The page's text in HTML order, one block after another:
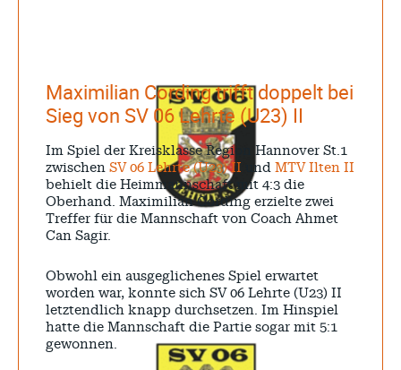
Maximilian Cording trifft doppelt bei
Sieg von SV 06 Lehrte (U23) II
Im Spiel der Kreisklasse Region Hannover St.1
zwischen SV 06 Lehrte (U23) II und MTV Ilten II
behielt die Heimmannschaft mit 4:3 die
Oberhand. Maximilian Cording erzielte zwei
Treffer für die Mannschaft von Coach Ahmet
Can Sagir.
Obwohl ein ausgeglichenes Spiel erwartet
worden war, konnte sich SV 06 Lehrte (U23) II
letztendlich knapp durchsetzen. Im Hinspiel
hatte die Mannschaft die Partie sogar mit 5:1
gewonnen.